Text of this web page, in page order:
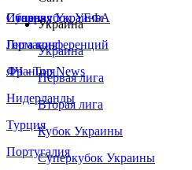
Сборная Украины
Италия
Германия
Франция
Нидерланды
Турция
Португалия
Суперкубок УЕФА
Лига конференций
ЛЧ - Top News
Украина
Украина
Первая лига
Вторая лига
Кубок Украины
Суперкубок Украины